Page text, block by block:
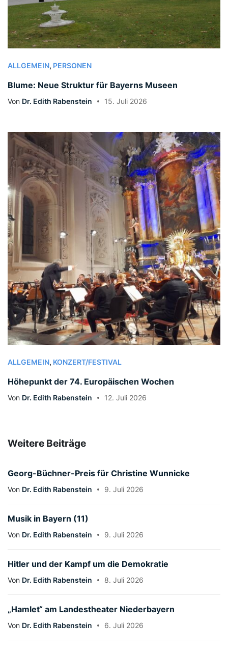
ALLGEMEIN, PERSONEN
Blume: Neue Struktur für Bayerns Museen
Von Dr. Edith Rabenstein 15. Juli 2026
ALLGEMEIN, KONZERT/FESTIVAL
Höhepunkt der 74. Europäischen Wochen
Von Dr. Edith Rabenstein 12. Juli 2026
Weitere Beiträge
Georg-Büchner-Preis für Christine Wunnicke
Von Dr. Edith Rabenstein 9. Juli 2026
Musik in Bayern (11)
Von Dr. Edith Rabenstein 9. Juli 2026
Hitler und der Kampf um die Demokratie
Von Dr. Edith Rabenstein 8. Juli 2026
„Hamlet“ am Landestheater Niederbayern
Von Dr. Edith Rabenstein 6. Juli 2026